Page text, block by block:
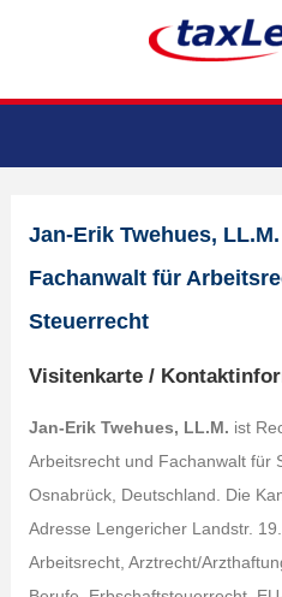
Jan-Erik Twehues,
Fachanwalt für
Steuerrecht
Visitenkarte /
Jan-Erik Twehues, LL.M. ist
Arbeitsrecht und Fachanwalt für
Osnabrück, Deutschland. Die
Adresse Lengericher Landstr.
Arbeitsrecht, Arztrecht/